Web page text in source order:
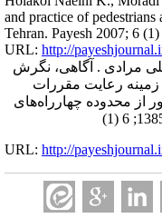
and practice of
Tehran. Payesh 2007; 6 (1)
URL: http://
مرادی . آگاهی، نگرش
زمینه رعایت مقررات
از محدوده چهارراه‌های
URL: http://